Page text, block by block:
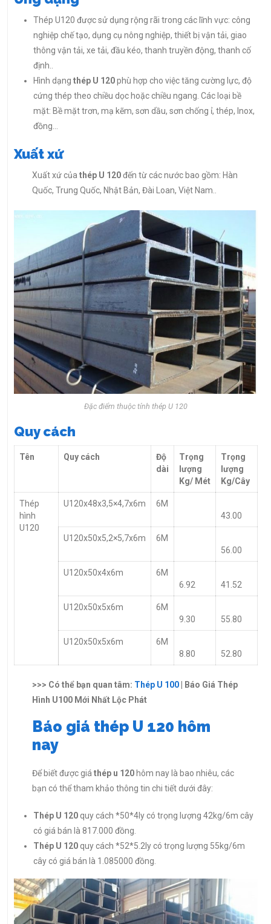
Thép U120 được sử dụng rộng rãi trong các lĩnh vực: công
nghiệp chế tạo, dụng cụ nông nghiệp, thiết bị vận tải, giao
thông vận tải, xe tải, đầu kéo, thanh truyền động, thanh cố
định..
Hình dạng thép U 120phù hợp cho việc tăng cường lực, độ
cứng thép theo chiều dọc hoặc chiều ngang. Các loại bề
mặt: Bề mặt trơn, mạ kẽm, sơn dầu, sơn chống ỉ, thép, Inox,
đồng…
Xuất xứ
Xuất xứ của thép U 120đến từ các nước bao gồm: Hàn
Quốc, Trung Quốc, Nhật Bản, Đài Loan, Việt Nam..
Đặc điểm thuộc tính thép U 120
Quy cách
Tên Quy cách
Độ
dài
Trọng
lượng
Kg/ Mét
Trọng
lượng
Kg/Cây
Thép
hình
U120
U120x48x3,5×4,7x6m
6M
43.00
U120x50x5,2×5,7x6m
6M
56.00
U120x50x4x6m
6M
6.92
41.52
U120x50x5x6m
6M
9.30
55.80
U120x50x5x6m
6M
8.80
52.80
>>> Có thể bạn quan tâm: Thép U 100 | Báo Giá Thép
Hình U100 Mới Nhất Lộc Phát
Báo giá thép U 120 hôm
nay
Để biết được giá thép u 120 hôm nay là bao nhiêu, các
bạn có thể tham khảo thông tin chi tiết dưới đây:
Thép U 120 quy cách *50*4ly có trọng lượng 42kg/6m cây
có giá bán là 817.000 đồng.
Thép U 120 quy cách *52*5.2ly có trọng lượng 55kg/6m
cây có giá bán là 1.085000 đồng.